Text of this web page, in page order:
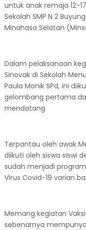
untuk anak remaja 12-
Sekolah SMP N 2
Minahasa Selatan
Dalam pelaksanaan
Sinovak di Sekolah
Paula Monik SPd, ini
gelombang pertama
mendatang
Terpantau oleh awak
diikuti oleh siswa siswi
sudah menjadi
Virus Covid-19 varian
Memang kegiatan
sebenarnya